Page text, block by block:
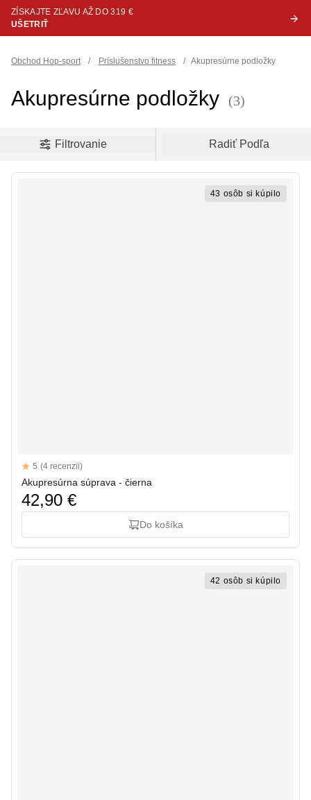
ZÍSKAJTE ZĽAVU AŽ DO 319 €
UŠETRIŤ
Obchod Hop-sport / Príslušenstvo fitness / Akupresúrne podložky
Akupresúrne podložky (3)
Filtrovanie Radiť Podľa
43 osôb si kúpilo
Reviews
5 out of 5 stars
5 (4 recenzii)
Akupresúrna súprava - čierna
42,90 €
Do košíka
42 osôb si kúpilo